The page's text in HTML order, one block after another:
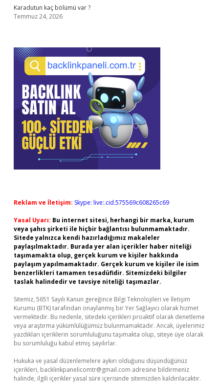
Karadutun kaç bölümü var ?
Temmuz 24, 2026
Reklam ve İletişim: Skype: live:.cid.575569c608265c69
Yasal Uyarı: Bu internet sitesi, herhangi bir marka, kurum
veya şahıs şirketi ile hiçbir bağlantısı bulunmamaktadır.
Sitede yalnızca kendi hazırladığımız makaleler
paylaşılmaktadır. Burada yer alan içerikler haber niteliği
taşımamakta olup, gerçek kurum ve kişiler hakkında
paylaşım yapılmamaktadır. Gerçek kurum ve kişiler ile isim
benzerlikleri tamamen tesadüfidir. Sitemizdeki bilgiler
taslak halindedir ve tavsiye niteliği taşımazlar.
Sitemiz, 5651 Sayılı Kanun gereğince Bilgi Teknolojileri ve İletişim
Kurumu (BTK) tarafından onaylanmış bir Yer Sağlayıcı olarak hizmet
vermektedir. Bu nedenle, sitedeki içerikleri proaktif olarak denetleme
veya araştırma yükümlülüğümüz bulunmamaktadır. Ancak, üyelerimiz
yazdıkları içeriklerin sorumluluğunu taşımakta olup, siteye üye olarak
bu sorumluluğu kabul etmiş sayılırlar.
Hukuka ve yasal düzenlemelere aykırı olduğunu düşündüğünüz
içerikleri, backlinkpanelicomtr@gmail.com adresine bildirmeniz
halinde, ilgili içerikler yasal süre içerisinde sitemizden kaldırılacaktır.